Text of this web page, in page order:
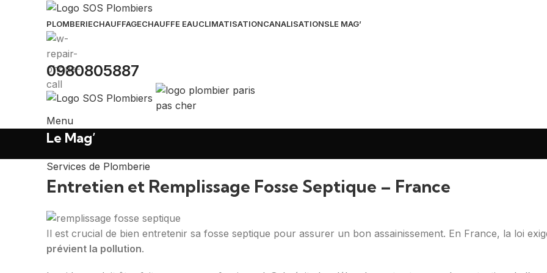
PLOMBERIECHAUFFAGECHAUFFE EAUCLIMATISATIONCANALISATIONSLE MAG’
0980805887
Menu
Le Mag’
Services de Plomberie
Entretien et Remplissage Fosse Septique – France
Il est crucial de bien entretenir sa fosse septique pour assurer un bon assainissement. En France, la loi
prévient la pollution.